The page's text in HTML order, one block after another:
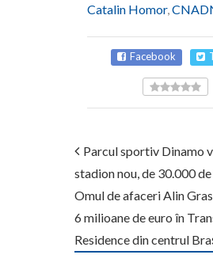
Catalin Homor,
Facebook
Parcul sportiv Dinamo
stadion nou, de 30.000
Omul de afaceri Alin
6 milioane de euro în
Residence din centrul